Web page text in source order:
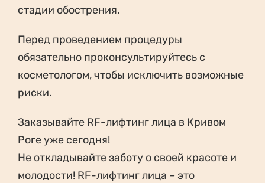
стадии обострения.
Перед проведением процедуры
обязательно проконсультируйтесь с
косметологом, чтобы исключить возможные
риски.
Заказывайте RF-лифтинг лица в Кривом
Роге уже сегодня!
Не откладывайте заботу о своей красоте и
молодости! RF-лифтинг лица – это